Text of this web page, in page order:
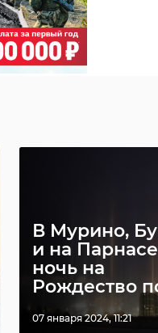
В Мурино,
и на
ночь на
Рождество
07 января 2024, 11:21